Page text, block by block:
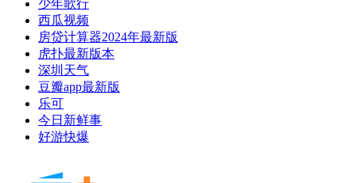
少年歌行
西瓜视频
房贷计算器2024年最新版
虎扑最新版本
深圳天气
豆瓣app最新版
乐可
今日新鲜事
好游快爆